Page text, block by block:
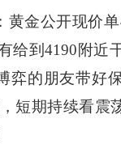
金公开现价单
给到4190附近
弈的朋友带好
短期持续看震